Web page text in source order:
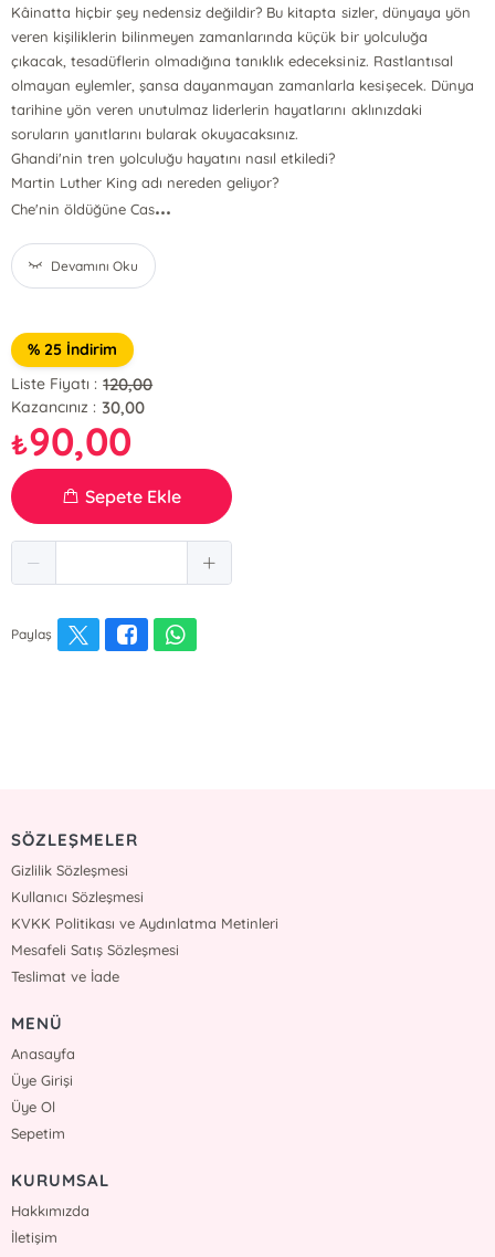
Kâinatta hiçbir şey nedensiz değildir? Bu kitapta sizler, dünyaya yön
veren kişiliklerin bilinmeyen zamanlarında küçük bir yolculuğa
çıkacak, tesadüflerin olmadığına tanıklık edeceksiniz. Rastlantısal
olmayan eylemler, şansa dayanmayan zamanlarla kesişecek. Dünya
tarihine yön veren unutulmaz liderlerin hayatlarını aklınızdaki
soruların yanıtlarını bularak okuyacaksınız.
Ghandi'nin tren yolculuğu hayatını nasıl etkiledi?
Martin Luther King adı nereden geliyor?
Che'nin öldüğüne Cas...
Devamını Oku
% 25 İndirim
Liste Fiyatı : 120,00
Kazancınız : 30,00
₺90,00
Sepete Ekle
Paylaş
SÖZLEŞMELER
Gizlilik Sözleşmesi
Kullanıcı Sözleşmesi
KVKK Politikası ve Aydınlatma Metinleri
Mesafeli Satış Sözleşmesi
Teslimat ve İade
MENÜ
Anasayfa
Üye Girişi
Üye Ol
Sepetim
KURUMSAL
Hakkımızda
İletişim